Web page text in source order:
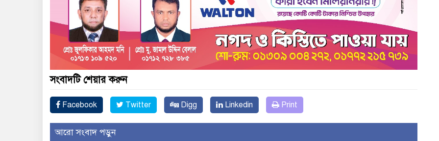
সংবাদটি শেয়ার করুন
Facebook Twitter Digg Linkedin Print
আরো সংবাদ পড়ুন